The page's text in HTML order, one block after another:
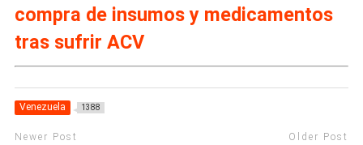
compra de insumos y medicamentos
tras sufrir ACV
Venezuela 1388
Newer Post Older Post